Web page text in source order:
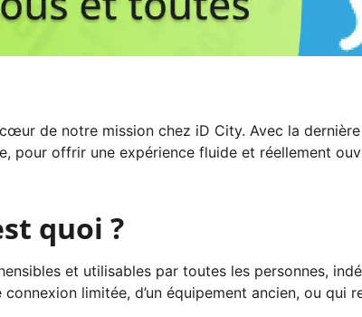
de notre mission chez iD City. Avec la
pour offrir une expérience fluide et réellement
quoi ?
et utilisables par toutes les personnes,
limitée, d’un équipement ancien, ou